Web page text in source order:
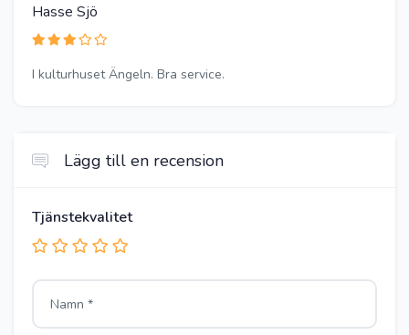
Hasse Sjö
I kulturhuset Ängeln. Bra service.
Lägg till en recension
Tjänstekvalitet